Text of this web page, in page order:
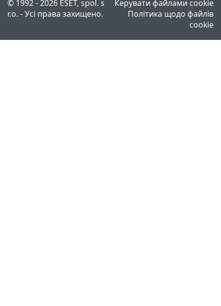
© 1992 - 2026 ESET, spol. s
r.o. - Усі права захищено.
Керувати файлами cookie
Політика щодо файлів
cookie